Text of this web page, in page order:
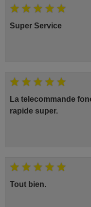
Super Service
La telecommande
rapide super.
Tout bien.